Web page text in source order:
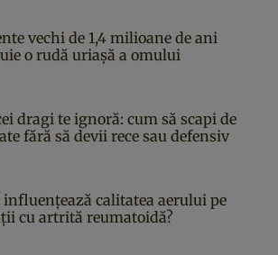
vechi de 1,4 milioane de ani
o rudă uriașă a omului
dragi te ignoră: cum să scapi de
fără să devii rece sau defensiv
influențează calitatea aerului pe
cu artrită reumatoidă?